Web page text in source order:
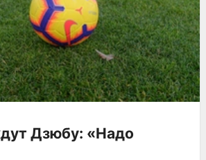
Дзюбу: «Надо